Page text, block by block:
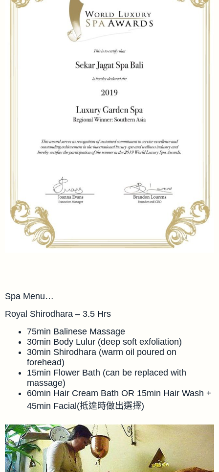
Spa Menu…
Royal Shirodhara – 3.5 Hrs
75min Balinese Massage
30min Body Lulur (deep soft exfoliation)
30min Shirodhara (warm oil poured on
forehead)
15min Flower Bath (can be replaced with
massage)
60min Hair Cream Bath OR 15min Hair Wash +
45min Facial(抵達時做出選擇)